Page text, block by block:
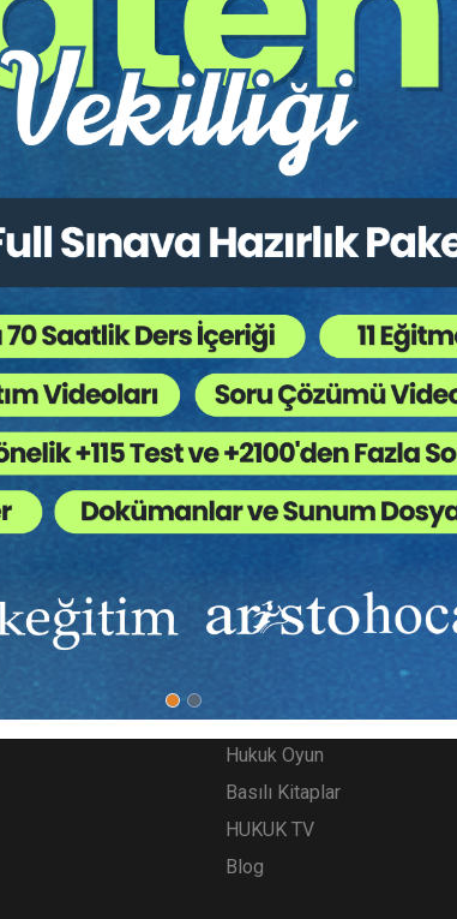
Şifrenizi mi unuttunuz?
Üye değil misiniz?
tarafından
markası, hukuk
dijitalleştirme
SSS
Geçmiş Eğitimler
Kuponlar
Hukuk Oyun
Basılı Kitaplar
HUKUK TV
Blog